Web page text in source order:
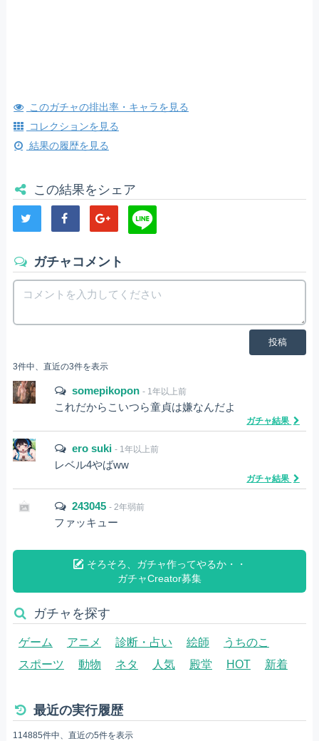
このガチャの排出率・キャラを見る
コレクションを見る
結果の履歴を見る
この結果をシェア
ガチャコメント
投稿
3件中、直近の3件を表示
somepikopon - 1年以上前
これだからこいつら童貞は嫌なんだよ
ガチャ結果
ero suki - 1年以上前
レベル4やばww
ガチャ結果
243045 - 2年弱前
ファッキュー
そろそろ、ガチャ作ってやるか・・
ガチャCreator募集
ガチャを探す
ゲーム アニメ 診断・占い 絵師
うちのこ
スポーツ
動物 ネタ 人気 殿堂 HOT 新着
最近の実行履歴
114885件中、直近の5件を表示